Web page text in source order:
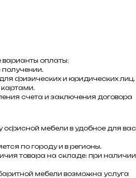
оплаты:
физических и юридических лиц.
счета и заключения договора
офисной мебели в удобное для вас
по городу и в регионы.
товара на складе: при наличии
мебели возможна услуга